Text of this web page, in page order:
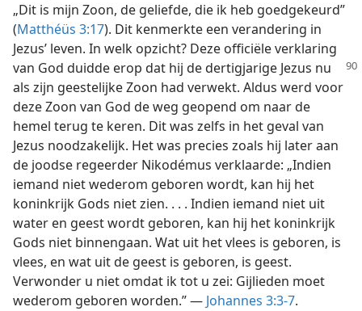
„Dit is mijn Zoon, de geliefde, die ik heb goedgekeurd”
(Matthéüs 3:17). Dit kenmerkte een verandering in
Jezus’ leven. In welk opzicht? Deze officiële verklaring
van God duidde erop dat hij de dertigjarige Jezus nu
als zijn geestelijke Zoon had verwekt. Aldus werd voor
deze Zoon van God de weg geopend om naar de
hemel terug te keren. Dit was zelfs in het geval van
Jezus noodzakelijk. Het was precies zoals hij later aan
de joodse regeerder Nikodémus verklaarde: „Indien
iemand niet wederom geboren wordt, kan hij het
koninkrijk Gods niet zien. . . . Indien iemand niet uit
water en geest wordt geboren, kan hij het koninkrijk
Gods niet binnengaan. Wat uit het vlees is geboren, is
vlees, en wat uit de geest is geboren, is geest.
Verwonder u niet omdat ik tot u zei: Gijlieden moet
wederom geboren worden.” — Johannes 3:3-7.